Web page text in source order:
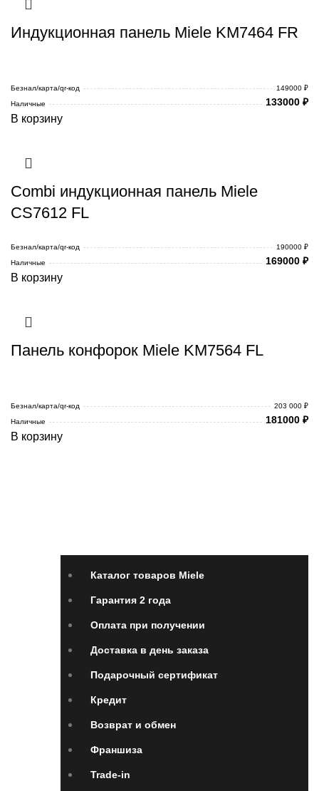
Индукционная панель Miele KM7464 FR
Безнал/карта/qr-код
149000 ₽
Наличные
133000 ₽
В корзину
Combi индукционная панель Miele
CS7612 FL
Безнал/карта/qr-код
190000 ₽
Наличные
169000 ₽
В корзину
Панель конфорок Miele KM7564 FL
Безнал/карта/qr-код
203 000 ₽
Наличные
181000 ₽
В корзину
Каталог товаров Miele
Гарантия 2 года
Оплата при получении
Доставка в день заказа
Подарочный сертификат
Кредит
Возврат и обмен
Франшиза
Trade-in